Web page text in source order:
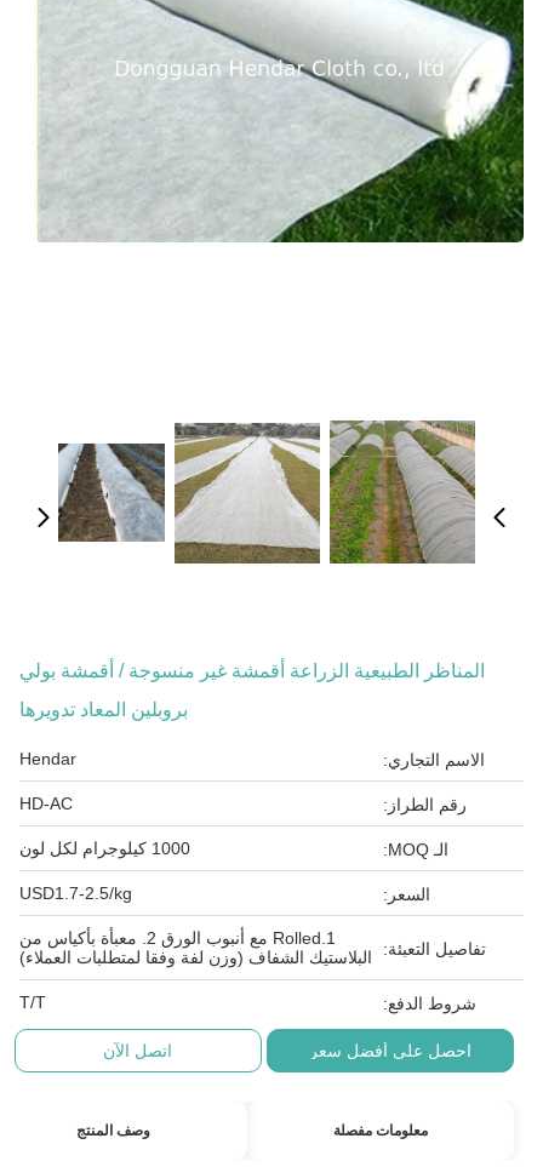
المناظر الطبيعية الزراعة أقمشة غير منسوجة / أقمشة بولي
بروبلين المعاد تدويرها
الاسم التجاري: Hendar
رقم الطراز: HD-AC
الـ MOQ: 1000 كيلوجرام لكل لون
السعر: USD1.7-2.5/kg
تفاصيل التعبئة:
1.Rolled مع أنبوب الورق 2. معبأة بأكياس من
البلاستيك الشفاف (وزن لفة وفقا لمتطلبات العملاء)
شروط الدفع: T/T
احصل على أفضل سعر اتصل الآن
معلومات مفصلة وصف المنتج